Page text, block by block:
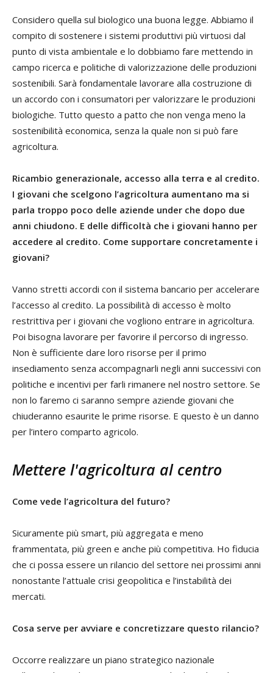
Considero quella sul biologico una buona legge. Abbiamo il
compito di sostenere i sistemi produttivi più virtuosi dal
punto di vista ambientale e lo dobbiamo fare mettendo in
campo ricerca e politiche di valorizzazione delle produzioni
sostenibili. Sarà fondamentale lavorare alla costruzione di
un accordo con i consumatori per valorizzare le produzioni
biologiche. Tutto questo a patto che non venga meno la
sostenibilità economica, senza la quale non si può fare
agricoltura.
Ricambio generazionale, accesso alla terra e al credito.
I giovani che scelgono l’agricoltura aumentano ma si
parla troppo poco delle aziende under che dopo due
anni chiudono. E delle difficoltà che i giovani hanno per
accedere al credito. Come supportare concretamente i
giovani?
Vanno stretti accordi con il sistema bancario per accelerare
l’accesso al credito. La possibilità di accesso è molto
restrittiva per i giovani che vogliono entrare in agricoltura.
Poi bisogna lavorare per favorire il percorso di ingresso.
Non è sufficiente dare loro risorse per il primo
insediamento senza accompagnarli negli anni successivi con
politiche e incentivi per farli rimanere nel nostro settore. Se
non lo faremo ci saranno sempre aziende giovani che
chiuderanno esaurite le prime risorse. E questo è un danno
per l’intero comparto agricolo.
Mettere l'agricoltura al centro
Come vede l’agricoltura del futuro?
Sicuramente più smart, più aggregata e meno
frammentata, più green e anche più competitiva. Ho fiducia
che ci possa essere un rilancio del settore nei prossimi anni
nonostante l’attuale crisi geopolitica e l’instabilità dei
mercati.
Cosa serve per avviare e concretizzare questo rilancio?
Occorre realizzare un piano strategico nazionale